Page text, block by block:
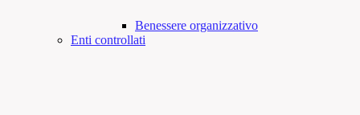
Benessere organizzativo
Enti controllati